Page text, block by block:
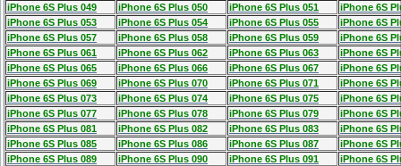
iPhone 6S Plus 049
iPhone 6S Plus 050 iPhone 6S Plus 051
iPhone 6S
iPhone 6S Plus 053
iPhone 6S Plus 054 iPhone 6S Plus 055
iPhone 6S
iPhone 6S Plus 057
iPhone 6S Plus 058 iPhone 6S Plus 059
iPhone 6S
iPhone 6S Plus 061
iPhone 6S Plus 062 iPhone 6S Plus 063
iPhone 6S
iPhone 6S Plus 065
iPhone 6S Plus 066 iPhone 6S Plus 067
iPhone 6S
iPhone 6S Plus 069
iPhone 6S Plus 070 iPhone 6S Plus 071
iPhone 6S
iPhone 6S Plus 073
iPhone 6S Plus 074 iPhone 6S Plus 075
iPhone 6S
iPhone 6S Plus 077
iPhone 6S Plus 078 iPhone 6S Plus 079
iPhone 6S
iPhone 6S Plus 081
iPhone 6S Plus 082 iPhone 6S Plus 083
iPhone 6S
iPhone 6S Plus 085
iPhone 6S Plus 086 iPhone 6S Plus 087
iPhone 6S
iPhone 6S Plus 089
iPhone 6S Plus 090 iPhone 6S Plus 091
iPhone 6S